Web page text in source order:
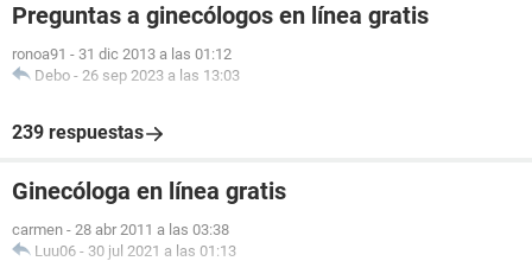
Preguntas a ginecólogos en línea gratis
ronoa91 - 31 dic 2013 a las 01:12
Debo - 26 sep 2023 a las 13:03
239 respuestas
Ginecóloga en línea gratis
carmen - 28 abr 2011 a las 03:38
Luu06 - 30 jul 2021 a las 01:13